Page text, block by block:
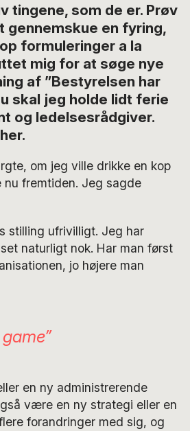
tingene, som de er. Prøv
gennemskue en fyring,
formuleringer a la
mig for at søge nye
af ”Bestyrelsen har
skal jeg holde lidt ferie
og ledelsesrådgiver.
om jeg ville drikke en kop
nu fremtiden. Jeg sagde
stilling ufrivilligt. Jeg har
naturligt nok. Har man først
jo højere man
en ny administrerende
være en ny strategi eller en
forandringer med sig, og